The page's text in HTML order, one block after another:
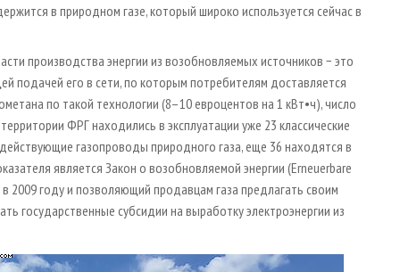
в природном газе, который широко используется сейчас в
производства энергии из возобновляемых источников − это
подачей его в сети, по которым потребителям доставляется
по такой технологии (8–10 евроцентов на 1 кВт•ч), число
ФРГ находились в эксплуатации уже 23 классические
газопроводы природного газа, еще 36 находятся в
является Закон о возобновляемой энергии (Erneuerbare
2009 году и позволяющий продавцам газа предлагать своим
государственные субсидии на выработку электроэнергии из